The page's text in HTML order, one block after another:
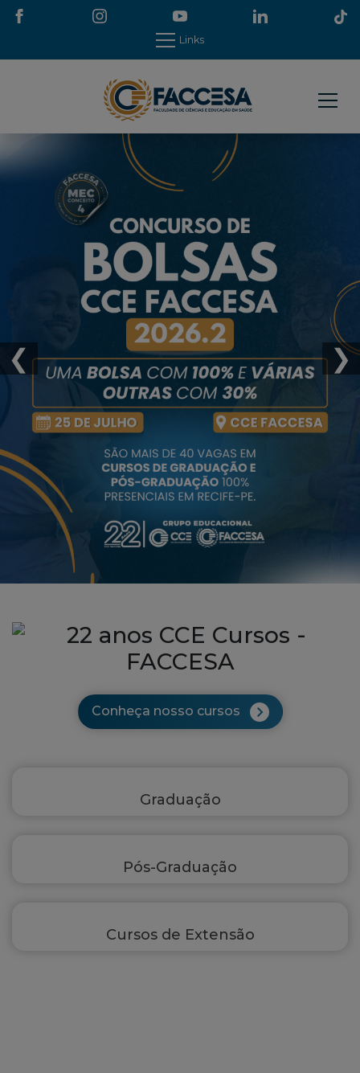
Links
❮ ❯
Conheça nosso cursos
Graduação
Pós-Graduação
Cursos de Extensão